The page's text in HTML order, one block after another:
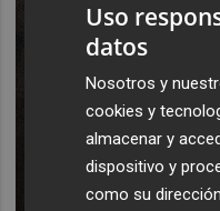
Uso
datos
Nosotros y
cookies y
almacenar y
dispositivo y
como su